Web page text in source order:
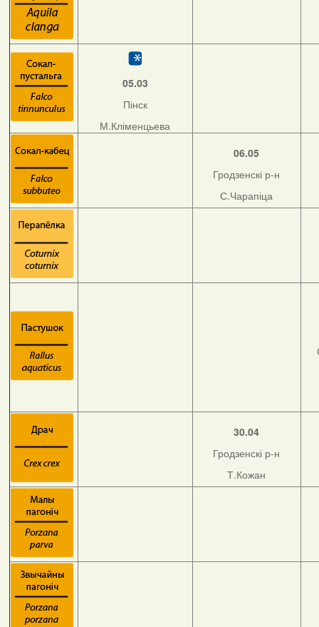
05.03
Пінск
М.Кліменцьева
06.05
Гродзенскі р-н
С.Чарапіца
30.04
Гродзенскі р-н
Т.Кожан